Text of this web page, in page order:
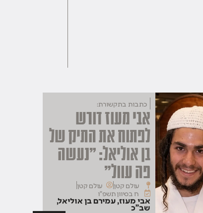
כתבות בתקשורת:
אבי מעוז דורש
לפתוח את התיק של
בן אוליאל: "נעשה
פה עוול"
עולם קטן
עולם קטן
ח בסיוון תשפ"ו
אבי מעוז,עמירם בן אוליאל,
שב"כ